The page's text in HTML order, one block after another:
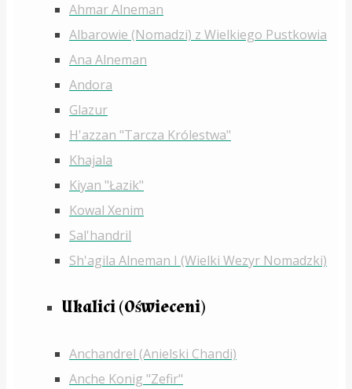
Ahmar Alneman
Albarowie (Nomadzi) z Wielkiego Pustkowia
Ana Alneman
Andora
Glazur
H'azzan "Tarcza Królestwa"
Khajala
Kiyan "Łazik"
Kowal Xenim
Sal'handril
Sh'agila Alneman I (Wielki Wezyr Nomadzki)
Ukalici (Oświeceni)
Anchandrel (Anielski Chandi)
Anche Konig "Zefir"